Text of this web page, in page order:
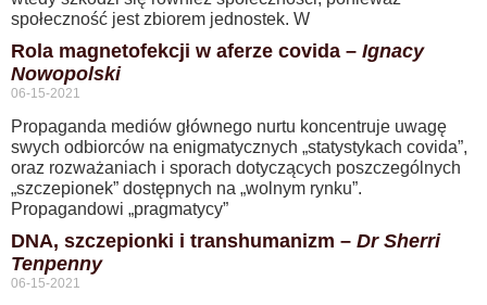
społeczność jest zbiorem jednostek. W
Rola magnetofekcji w aferze covida – Ignacy
Nowopolski
06-15-2021
Propaganda mediów głównego nurtu koncentruje uwagę
swych odbiorców na enigmatycznych „statystykach covida”,
oraz rozważaniach i sporach dotyczących poszczególnych
„szczepionek” dostępnych na „wolnym rynku”.
Propagandowi „pragmatycy”
DNA, szczepionki i transhumanizm – Dr Sherri
Tenpenny
06-15-2021